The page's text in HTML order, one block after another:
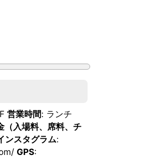
営業時間: ランチ
（入場料、席料、チ
ンスタグラム:
GPS: